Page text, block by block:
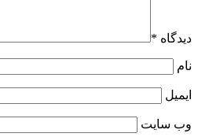
دیدگاه *
نام
ایمیل
وب‌ سایت